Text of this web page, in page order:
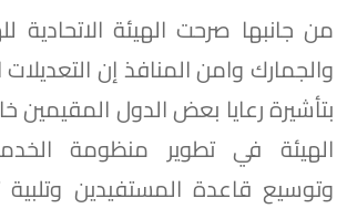
من جانبها صرحت الهيئة الاتحادية
والجمارك وامن المنافذ إن
بتأشيرة رعايا بعض الدول المقيمين
الهيئة في تطوير منظومة
وتوسيع قاعدة المستفيدين